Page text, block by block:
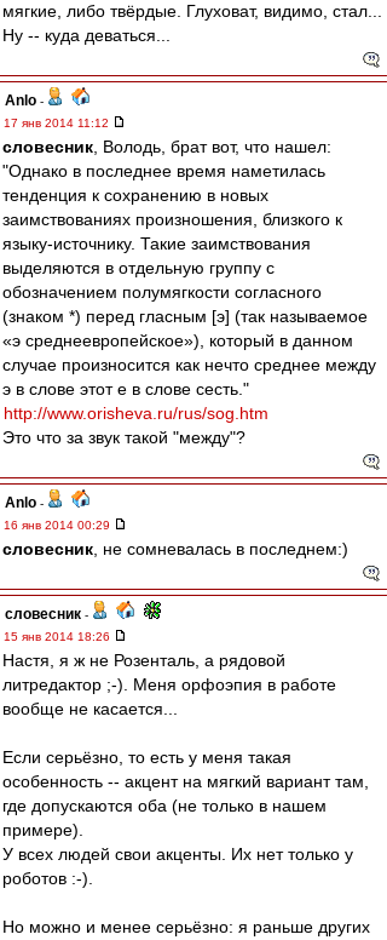
мягкие, либо твёрдые. Глуховат, видимо, стал...
Ну -- куда деваться...
Anlo -
17 янв 2014 11:12
словесник , Володь, брат вот, что нашел:
"Однако в последнее время наметилась
тенденция к сохранению в новых
заимствованиях произношения, близкого к
языку-источнику. Такие заимствования
выделяются в отдельную группу с
обозначением полумягкости согласного
(знаком *) перед гласным [э] (так называемое
«э среднеевропейское»), который в данном
случае произносится как нечто среднее между
э в слове этот е в слове сесть."
http://www.orisheva.ru/rus/sog.htm
Это что за звук такой "между"?
Anlo -
16 янв 2014 00:29
словесник , не сомневалась в последнем:)
словесник -
15 янв 2014 18:26
Настя, я ж не Розенталь, а рядовой
литредактор ;-). Меня орфоэпия в работе
вообще не касается...
Если серьёзно, то есть у меня такая
особенность -- акцент на мягкий вариант там,
где допускаются оба (не только в нашем
примере).
У всех людей свои акценты. Их нет только у
роботов :-).
Но можно и менее серьёзно: я раньше других